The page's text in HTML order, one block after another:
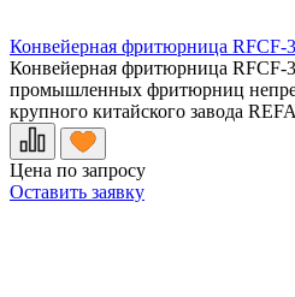
Конвейерная фритюрница RFCF-
Конвейерная фритюрница RFCF-
промышленных фритюрниц
крупного китайского завода
Цена по запросу
Оставить заявку